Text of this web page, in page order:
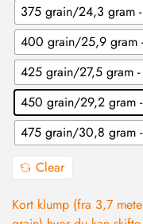
375 grain/24,3 gram
400 grain/25,9 gram
425 grain/27,5 gram
450 grain/29,2 gram
475 grain/30,8 gram
Clear
Kort klump (fra 3,7